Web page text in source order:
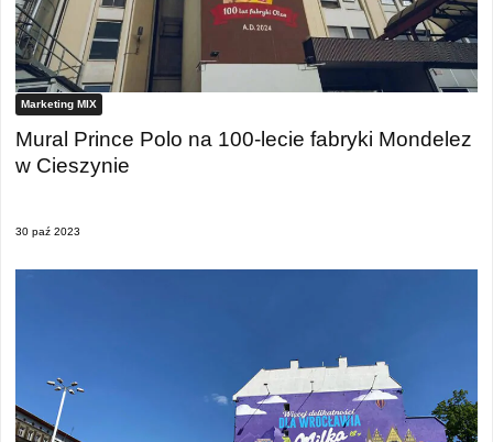
Marketing MIX
Mural Prince Polo na 100-lecie fabryki Mondelez
w Cieszynie
30 paź 2023